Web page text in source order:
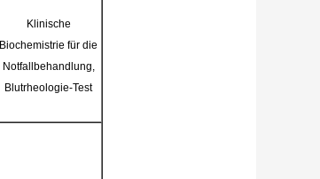
Klinische
Biochemistrie für die
Notfallbehandlung,
Blutrheologie-Test